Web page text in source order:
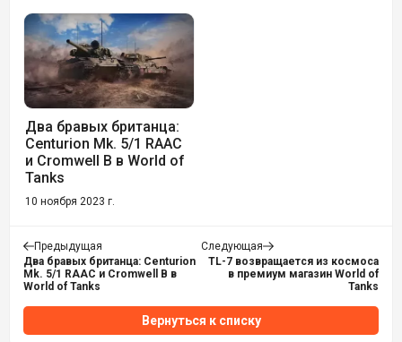
Два бравых британца:
Centurion Mk. 5/1 RAAC
и Cromwell B в World of
Tanks
10 ноября 2023 г.
Предыдущая
Два бравых британца: Centurion
Mk. 5/1 RAAC и Cromwell B в
World of Tanks
Следующая
TL-7 возвращается из космоса
в премиум магазин World of
Tanks
Вернуться к списку